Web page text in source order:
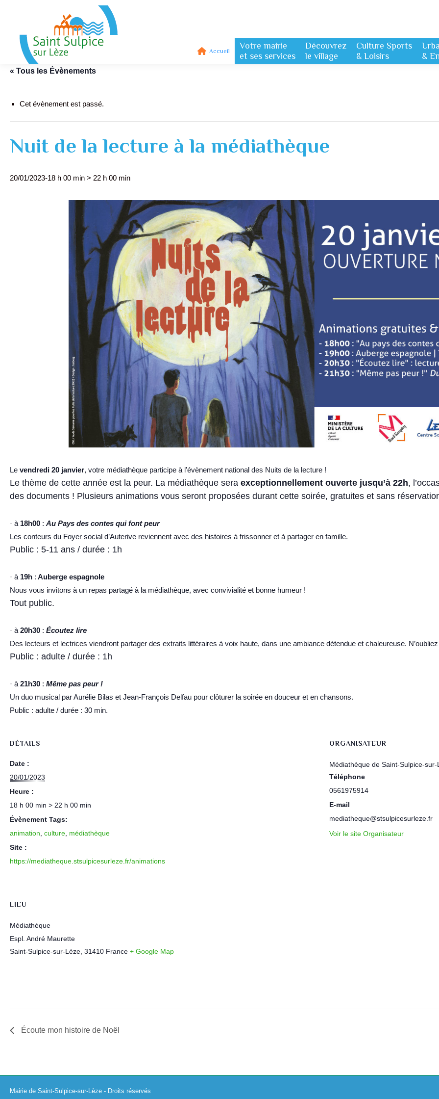
Accueil
Votre mairie
et ses services
Découvrez
le village
Culture Sports
& Loisirs
&
« Tous les Évènements
Cet évènement est passé.
Nuit de la lecture à la médiathèque
20/01/2023-18 h 00 min > 22 h 00 min
Le vendredi 20 janvier, votre médiathèque participe à l’évènement national des Nuits de la lecture !
Le thème de cette année est la peur. La médiathèque sera exceptionnellement ouverte jusqu’à 22h,
des documents ! Plusieurs animations vous seront proposées durant cette soirée, gratuites et sans
· à 18h00 : Au Pays des contes qui font peur
Les conteurs du Foyer social d’Auterive reviennent avec des histoires à frissonner et à partager en famille.
Public : 5-11 ans / durée : 1h
· à 19h : Auberge espagnole
Nous vous invitons à un repas partagé à la médiathèque, avec convivialité et bonne humeur !
Tout public.
· à 20h30 : Écoutez lire
Des lecteurs et lectrices viendront partager des extraits littéraires à voix haute, dans une ambiance détendue et chaleureuse.
Public : adulte / durée : 1h
· à 21h30 : Même pas peur !
Un duo musical par Aurélie Bilas et Jean-François Delfau pour clôturer la soirée en douceur et en chansons.
Public : adulte / durée : 30 min.
DÉTAILS
Date :
20/01/2023
Heure :
18 h 00 min > 22 h 00 min
Évènement Tags:
animation culture médiathèque
Site :
https://mediatheque.stsulpicesurleze.fr/animations
ORGANISATEUR
Médiathèque de Saint-Sulpice-sur-
Téléphone
0561975914
E-mail
mediatheque@stsulpicesurleze.fr
Voir le site Organisateur
LIEU
Médiathèque
Espl. André Maurette
Saint-Sulpice-sur-Lèze 31410 France + Google Map
Écoute mon histoire de Noël
Mairie de Saint-Sulpice-sur-Lèze - Droits réservés